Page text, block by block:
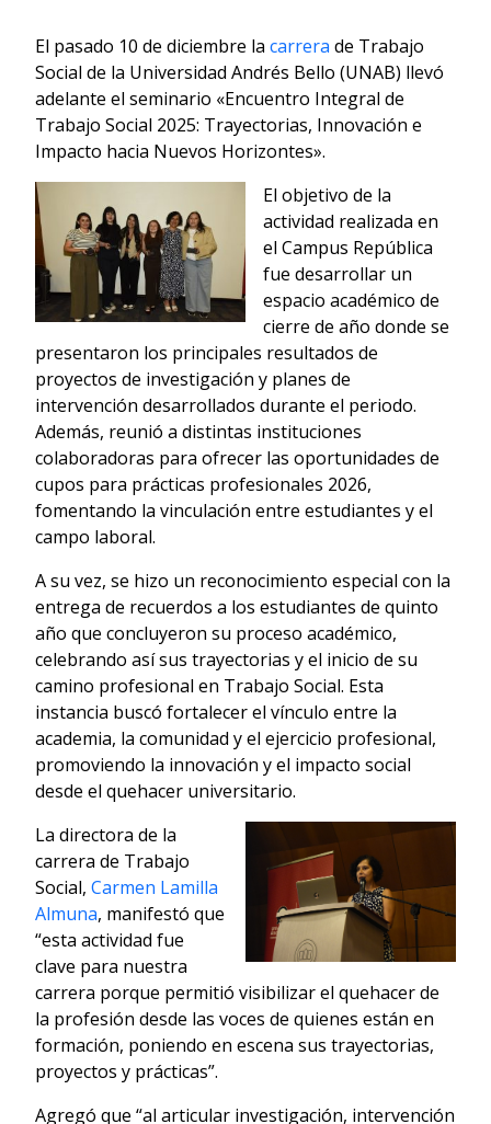
El pasado 10 de diciembre la carrera de Trabajo
Social de la Universidad Andrés Bello (UNAB) llevó
adelante el seminario «Encuentro Integral de
Trabajo Social 2025: Trayectorias, Innovación e
Impacto hacia Nuevos Horizontes».
El objetivo de la
actividad realizada en
el Campus República
fue desarrollar un
espacio académico de
cierre de año donde se
presentaron los principales resultados de
proyectos de investigación y planes de
intervención desarrollados durante el periodo.
Además, reunió a distintas instituciones
colaboradoras para ofrecer las oportunidades de
cupos para prácticas profesionales 2026,
fomentando la vinculación entre estudiantes y el
campo laboral.
A su vez, se hizo un reconocimiento especial con la
entrega de recuerdos a los estudiantes de quinto
año que concluyeron su proceso académico,
celebrando así sus trayectorias y el inicio de su
camino profesional en Trabajo Social. Esta
instancia buscó fortalecer el vínculo entre la
academia, la comunidad y el ejercicio profesional,
promoviendo la innovación y el impacto social
desde el quehacer universitario.
La directora de la
carrera de Trabajo
Social, Carmen Lamilla
Almuna, manifestó que
“esta actividad fue
clave para nuestra
carrera porque permitió visibilizar el quehacer de
la profesión desde las voces de quienes están en
formación, poniendo en escena sus trayectorias,
proyectos y prácticas”.
Agregó que “al articular investigación, intervención